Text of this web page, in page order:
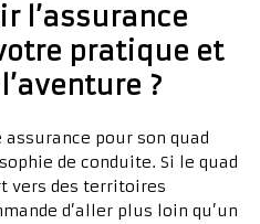
l’assurance
pratique et
?
pour son quad
de conduite. Si le quad
vers des territoires
d’aller plus loin qu’un